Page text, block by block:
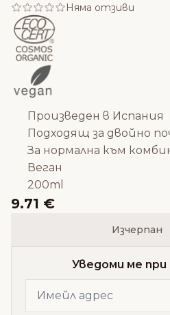
Няма отзиви
Произведен в Испания
Подходящ за двойно
За нормална към
Веган
200ml
9.71 €
Изчерпан
Уведоми ме при